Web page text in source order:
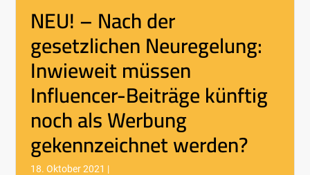
NEU! – Nach der
gesetzlichen Neuregelung:
Inwieweit müssen
Influencer-Beiträge künftig
noch als Werbung
gekennzeichnet werden?
18. Oktober 2021 |